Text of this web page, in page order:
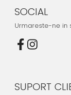
SOCIAL
Urmareste-ne in
SUPORT